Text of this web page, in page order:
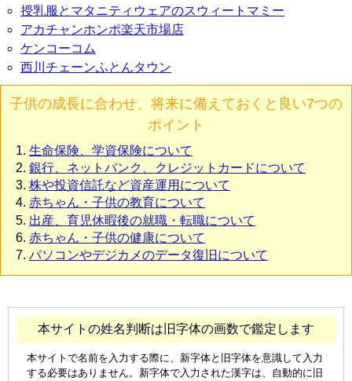
授乳服とマタニティウェアのスウィートマミー
アカチャンホンポ楽天市場店
ケンコーコム
西川チェーンふとんタウン
子供の成長に合わせ、将来に備えておくと良い7つの
ポイント
生命保険、学資保険について
銀行、ネットバンク、クレジットカードについて
株や投資信託など資産運用について
赤ちゃん・子供の教育について
出産、育児休暇後の就職・転職について
赤ちゃん・子供の健康について
パソコンやデジカメのデータ復旧について
本サイトの姓名判断は旧字体の画数で鑑定します
本サイトで名前を入力する際に、新字体と旧字体を意識して入力
する必要はありません。新字体で入力された漢字は、自動的に旧